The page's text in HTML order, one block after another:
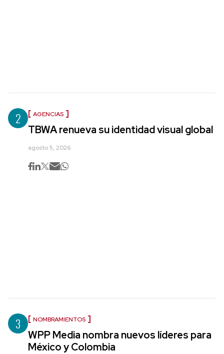
2 AGENCIAS
TBWA renueva su identidad visual global
agosto 5, 2026
3 NOMBRAMIENTOS
WPP Media nombra nuevos líderes para
México y Colombia